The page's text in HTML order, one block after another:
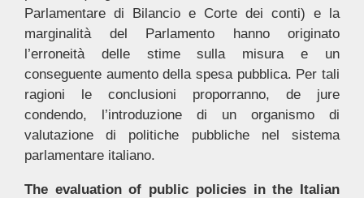
Parlamentare di Bilancio e Corte dei conti) e la
marginalità del Parlamento hanno originato
l’erroneità delle stime sulla misura e un
conseguente aumento della spesa pubblica. Per tali
ragioni le conclusioni proporranno, de jure
condendo, l’introduzione di un organismo di
valutazione di politiche pubbliche nel sistema
parlamentare italiano.
The evaluation of public policies in the Italian